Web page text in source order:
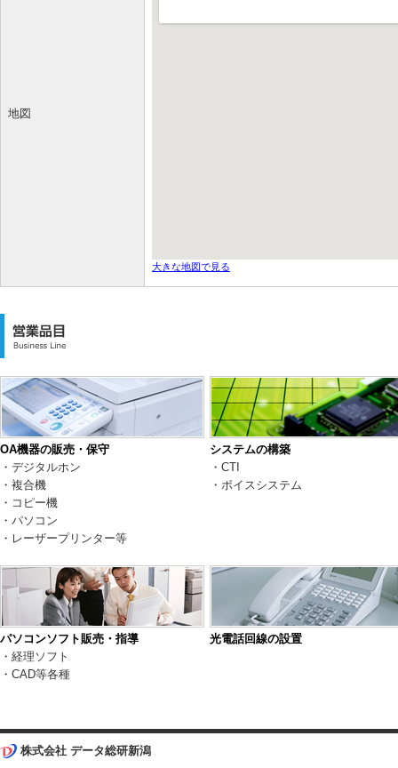
地図
大きな地図で見る
OA機器の販売・保守
・デジタルホン
・複合機
・コピー機
・パソコン
・レーザープリンター等
システムの構築
・CTI
・ボイスシステム
パソコンソフト販売・指導
・経理ソフト
・CAD等各種
光電話回線の設置
株式会社 データ総研新潟